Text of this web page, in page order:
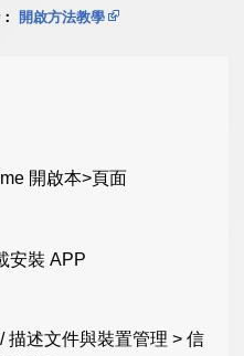
開啟方法教學
開啟本>頁面
安裝 APP
描述文件與裝置管理 > 信